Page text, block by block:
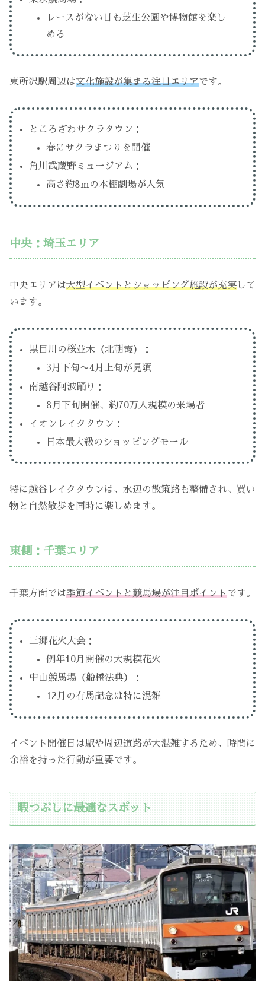
レースがない日も芝生公園や博物館を楽し
める
東所沢駅周辺は文化施設が集まる注目エリアです。
ところざわサクラタウン：
春にサクラまつりを開催
角川武蔵野ミュージアム：
高さ約8mの本棚劇場が人気
中央：埼玉エリア
中央エリアは大型イベントとショッピング施設が充実 して
います。
黒目川の桜並木（北朝霞）：
3月下旬〜4月上旬が見頃
南越谷阿波踊り：
8月下旬開催、約70万人規模の来場者
イオンレイクタウン：
日本最大級のショッピングモール
特に越谷レイクタウンは、水辺の散策路も整備され、買い
物と自然散歩を同時に楽しめます。
東側：千葉エリア
千葉方面では季節イベントと競馬場が注目ポイントです。
三郷花火大会：
例年10月開催の大規模花火
中山競馬場（船橋法典）：
12月の有馬記念は特に混雑
イベント開催日は駅や周辺道路が大混雑するため、時間に
余裕を持った行動が重要です。
暇つぶしに最適なスポット